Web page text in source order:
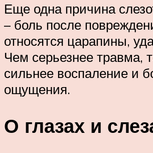
Еще одна причина
– боль после
относятся царапины,
Чем серьезнее травма,
сильнее воспаление и
ощущения.
О глазах и